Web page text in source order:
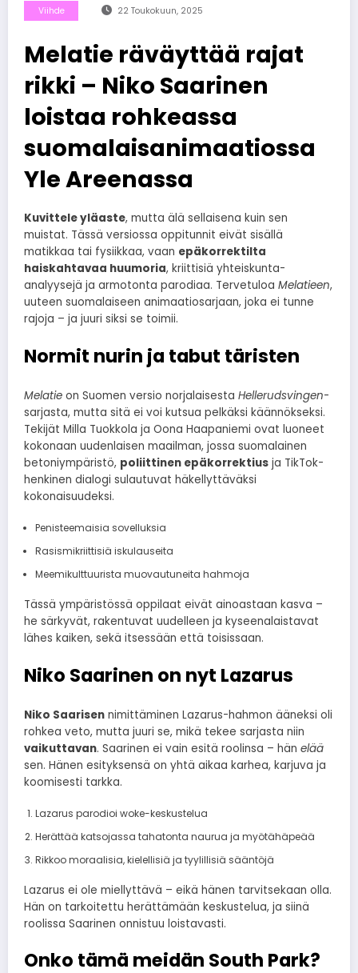
Viihde 22 Toukokuun, 2025
Melatie räväyttää rajat
rikki – Niko Saarinen
loistaa rohkeassa
suomalaisanimaatiossa
Yle Areenassa
Kuvittele yläaste, mutta älä sellaisena kuin sen
muistat. Tässä versiossa oppitunnit eivät sisällä
matikkaa tai fysiikkaa, vaan epäkorrektilta
haiskahtavaa huumoria, kriittisiä yhteiskunta-
analyysejä ja armotonta parodiaa. Tervetuloa Melatieen,
uuteen suomalaiseen animaatiosarjaan, joka ei tunne
rajoja – ja juuri siksi se toimii.
Normit nurin ja tabut täristen
Melatie on Suomen versio norjalaisesta Hellerudsvingen-
sarjasta, mutta sitä ei voi kutsua pelkäksi käännökseksi.
Tekijät Milla Tuokkola ja Oona Haapaniemi ovat luoneet
kokonaan uudenlaisen maailman, jossa suomalainen
betoniympäristö, poliittinen epäkorrektius ja TikTok-
henkinen dialogi sulautuvat häkellyttäväksi
kokonaisuudeksi.
Penisteemaisia sovelluksia
Rasismikriittisiä iskulauseita
Meemikulttuurista muovautuneita hahmoja
Tässä ympäristössä oppilaat eivät ainoastaan kasva –
he särkyvät, rakentuvat uudelleen ja kyseenalaistavat
lähes kaiken, sekä itsessään että toisissaan.
Niko Saarinen on nyt Lazarus
Niko Saarisen nimittäminen Lazarus-hahmon ääneksi oli
rohkea veto, mutta juuri se, mikä tekee sarjasta niin
vaikuttavan. Saarinen ei vain esitä roolinsa – hän elää
sen. Hänen esityksensä on yhtä aikaa karhea, karjuva ja
koomisesti tarkka.
Lazarus parodioi woke-keskustelua
Herättää katsojassa tahatonta naurua ja myötähäpeää
Rikkoo moraalisia, kielellisiä ja tyylillisiä sääntöjä
Lazarus ei ole miellyttävä – eikä hänen tarvitsekaan olla.
Hän on tarkoitettu herättämään keskustelua, ja siinä
roolissa Saarinen onnistuu loistavasti.
Onko tämä meidän South Park?